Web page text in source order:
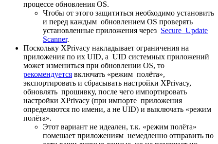
процессе обновления OS.
Чтобы от этого защититься необходимо установить
и перед каждым обновлением OS проверять
установленные приложения через Secure Update
Scanner.
Поскольку XPrivacy накладывает ограничения на
приложения по их UID, а UID системных приложений
может измениться при обновлении OS, то
рекомендуется включать «режим полёта»,
экспортировать и сбрасывать настройки XPrivacy,
обновлять прошивку, после чего импортировать
настройки XPrivacy (при импорте приложения
определяются по имени, а не UID) и выключать «режим
полёта».
Этот вариант не идеален, т.к. «режим полёта»
помешает приложениям немедленно отправить по